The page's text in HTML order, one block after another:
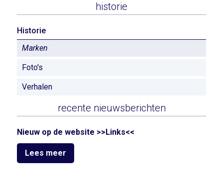
historie
Historie
Marken
Foto's
Verhalen
recente nieuwsberichten
Nieuw op de website >>Links<<
Lees meer